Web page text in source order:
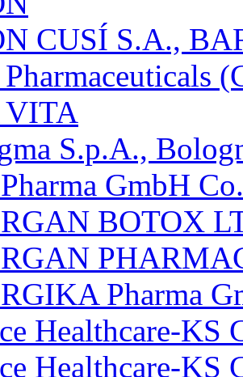
CUSÍ S.A.,
VITA
S.p.A.,
GmbH
BOTOX
Pharma
Healthcare-KS
Healthcare-KS